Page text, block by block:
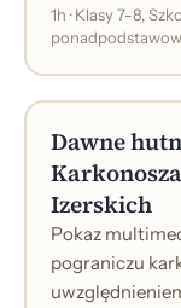
miasta w
1h · Klasy 7-8,
Dawne
Izerskich
Pokaz
pograniczu